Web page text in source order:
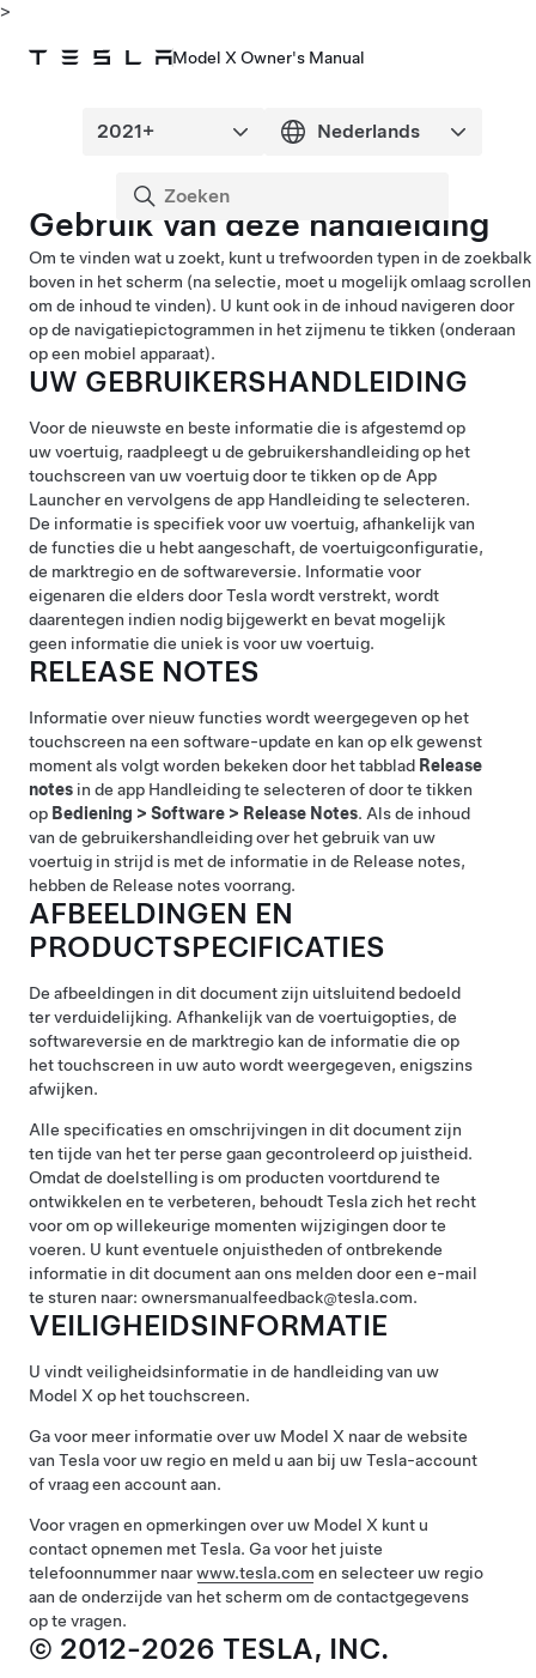
>
Model X Owner's Manual
Gebruik van deze handleiding
Om te vinden wat u zoekt, kunt u trefwoorden typen in de zoekbalk
boven in het scherm (na selectie, moet u mogelijk omlaag scrollen
om de inhoud te vinden). U kunt ook in de inhoud navigeren door
op de navigatiepictogrammen in het zijmenu te tikken (onderaan
op een mobiel apparaat).
UW GEBRUIKERSHANDLEIDING
Voor de nieuwste en beste informatie die is afgestemd op
uw voertuig, raadpleegt u de gebruikershandleiding op het
touchscreen van uw voertuig door te tikken op de App
Launcher en vervolgens de app Handleiding te selecteren.
De informatie is specifiek voor uw voertuig, afhankelijk van
de functies die u hebt aangeschaft, de voertuigconfiguratie,
de marktregio en de softwareversie. Informatie voor
eigenaren die elders door Tesla wordt verstrekt, wordt
daarentegen indien nodig bijgewerkt en bevat mogelijk
geen informatie die uniek is voor uw voertuig.
RELEASE NOTES
Informatie over nieuw functies wordt weergegeven op het
touchscreen na een software-update en kan op elk gewenst
moment als volgt worden bekeken door het tabblad Release
notes in de app Handleiding te selecteren of door te tikken
op Bediening > Software > Release Notes. Als de inhoud
van de gebruikershandleiding over het gebruik van uw
voertuig in strijd is met de informatie in de Release notes,
hebben de Release notes voorrang.
AFBEELDINGEN EN
PRODUCTSPECIFICATIES
De afbeeldingen in dit document zijn uitsluitend bedoeld
ter verduidelijking. Afhankelijk van de voertuigopties, de
softwareversie en de marktregio kan de informatie die op
het touchscreen in uw auto wordt weergegeven, enigszins
afwijken.
Alle specificaties en omschrijvingen in dit document zijn
ten tijde van het ter perse gaan gecontroleerd op juistheid.
Omdat de doelstelling is om producten voortdurend te
ontwikkelen en te verbeteren, behoudt Tesla zich het recht
voor om op willekeurige momenten wijzigingen door te
voeren. U kunt eventuele onjuistheden of ontbrekende
informatie in dit document aan ons melden door een e-mail
te sturen naar: ownersmanualfeedback@tesla.com.
VEILIGHEIDSINFORMATIE
U vindt veiligheidsinformatie in de handleiding van uw
Model X op het touchscreen.
Ga voor meer informatie over uw Model X naar de website
van Tesla voor uw regio en meld u aan bij uw Tesla-account
of vraag een account aan.
Voor vragen en opmerkingen over uw Model X kunt u
contact opnemen met Tesla. Ga voor het juiste
telefoonnummer naarwww.tesla.com en selecteer uw regio
aan de onderzijde van het scherm om de contactgegevens
op te vragen.
© 2012-2026 TESLA, INC.